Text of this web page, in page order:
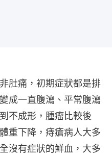
肚痛，初期症狀都是排
成一直腹瀉、平常腹瀉
不成形，腫瘤比較後
重下降，痔瘡病人大多
沒有症狀的鮮血，大多